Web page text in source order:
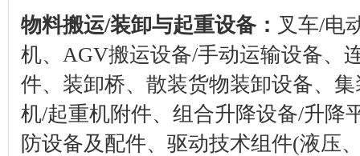
物料搬运/装卸与起重设备： 叉车/电
机、 AGV搬运设备/手动运输设备、
件、装卸桥、散装货物装卸设备、
机/起重机附件、组合升降设备/升降
防设备及配件、驱动技术组件(液压